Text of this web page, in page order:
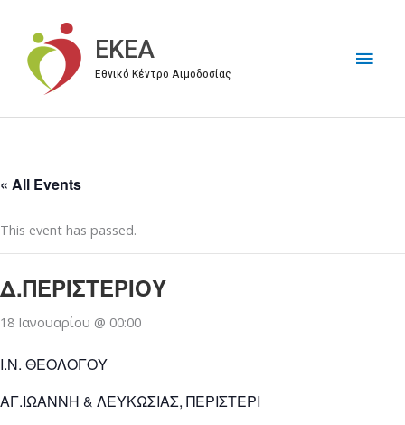
περιεχόμενο
EKEA
Εθνικό Κέντρο Αιμοδοσίας
« All Events
This event has passed.
Δ.ΠΕΡΙΣΤΕΡΙΟΥ
18 Ιανουαρίου @ 00:00
Ι.Ν. ΘΕΟΛΟΓΟΥ
ΑΓ.ΙΩΑΝΝΗ & ΛΕΥΚΩΣΙΑΣ, ΠΕΡΙΣΤΕΡΙ